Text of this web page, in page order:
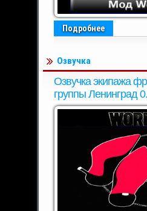
Подробнее
Озвучка
Озвучка экипажа
группы Ленинград